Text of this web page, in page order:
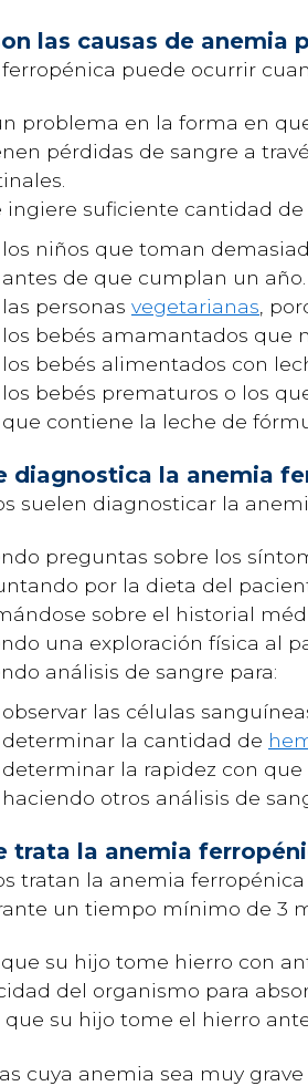
las causas de anemia
puede ocurrir
problema en la forma en
pérdidas de sangre a
ingiere suficiente cantidad
los niños que toman
antes de que cumplan un año.
las personas vegetarianas ,
los bebés amamantados que
los bebés alimentados con
los bebés prematuros o los
que contiene la leche de
diagnostica la anemia
suelen diagnosticar la
preguntas sobre los
por la dieta del
sobre el historial
una exploración física al
análisis de sangre para:
observar las células
determinar la cantidad de
determinar la rapidez con
haciendo otros análisis de
trata la anemia
tratan la anemia
un tiempo mínimo de 3
su hijo tome hierro con
del organismo para
que su hijo tome el hierro
cuya anemia sea muy